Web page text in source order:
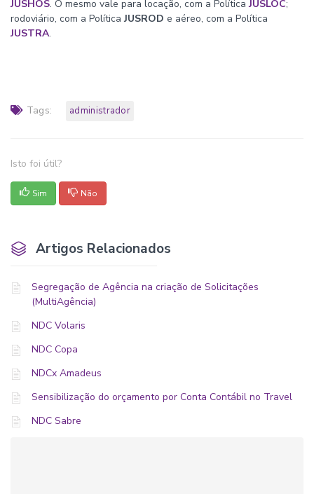
JUSHOS. O mesmo vale para locação, com a Política JUSLOC;
rodoviário, com a PolíticaJUSROD e aéreo, com a Política
JUSTRA.
Tags: administrador
Isto foi útil?
Sim Não
Artigos Relacionados
Segregação de Agência na criação de Solicitações
(MultiAgência)
NDC Volaris
NDC Copa
NDCx Amadeus
Sensibilização do orçamento por Conta Contábil no Travel
NDC Sabre